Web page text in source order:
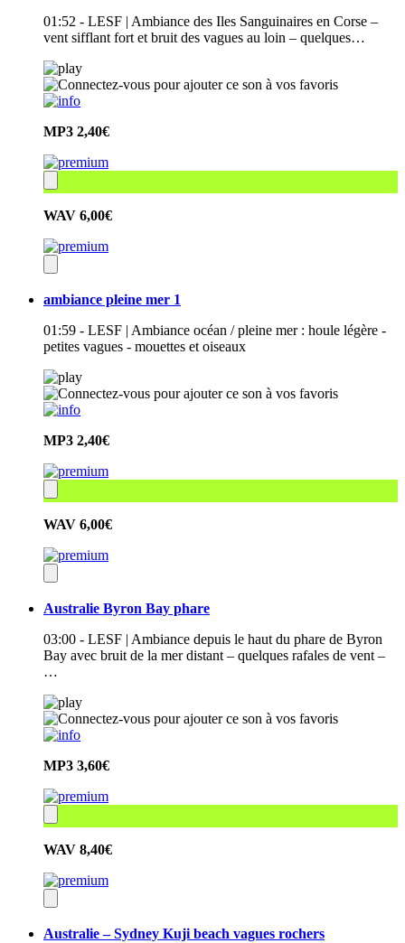
01:52 - LESF | Ambiance des Iles Sanguinaires en Corse –
vent sifflant fort et bruit des vagues au loin – quelques…
MP3 2,40€
WAV 6,00€
ambiance pleine mer 1
01:59 - LESF | Ambiance océan / pleine mer : houle légère -
petites vagues - mouettes et oiseaux
MP3 2,40€
WAV 6,00€
Australie Byron Bay phare
03:00 - LESF | Ambiance depuis le haut du phare de Byron
Bay avec bruit de la mer distant – quelques rafales de vent –
…
MP3 3,60€
WAV 8,40€
Australie – Sydney Kuji beach vagues rochers